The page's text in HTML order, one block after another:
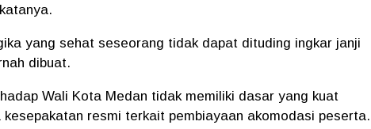
yang sehat seseorang tidak dapat dituding ingkar janji
dibuat.
Wali Kota Medan tidak memiliki dasar yang kuat
resmi terkait pembiayaan akomodasi peserta.